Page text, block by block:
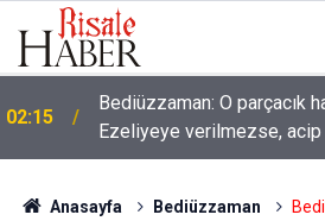
01:45 Dünyaya önem verme ki,
Anasayfa Bediüzzaman